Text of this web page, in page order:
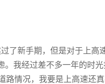
了新手期，但是对于上高
我经过差不多一年的时光
路情况，我要是上高速还